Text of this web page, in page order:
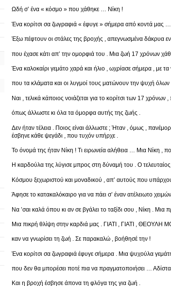
Ωδή σ’ ένα « κόσμο » που χάθηκε … Νίκη !
Ένα κορίτσι σα ζωγραφιά « έφυγε » σήμερα από κοντά μας …
Έξω πέφτουν οι στάλες της βροχής , απεγνωσμένα δάκρυα
που έχασε κάτι απ’ την ομορφιά του . Μια ζωή 17 χρόνων
Ένα καλοκαίρι γεμάτο χαρά και ήλιο , ωχρίασε σήμερα , με τα
που τα κλάματα και οι λυγμοί τους ματώνουν την ψυχή όλων
Ναι , τελικά κάποιος νοιάζεται για το κορίτσι των 17 χρόνων
όπως άλλωστε κι όλα τα όμορφα αυτής της ζωής .
Δεν ήταν τέλεια . Ποιος είναι άλλωστε ; Ήταν , όμως ,
έσβηνε κάθε ψεγάδι , που τυχόν υπήρχε .
Το όνομά της ήταν Νίκη ! Τι ειρωνεία αλήθεια … Μια Νίκη ,
Η καρδούλα της λύγισε μπρος στη δύναμή του . Ο
Κόσμου ξεχωριστού και μοναδικού , απ’ αυτούς που
Άφησε το κατακαλόκαιρο για να πάει σ’ έναν ατέλειωτο
Να ’σαι καλά όπου κι αν σε βγάλει το ταξίδι σου , Νίκη .
Μια πικρή θλίψη στην καρδιά μας . ΓΙΑΤΙ , ΓΙΑΤΙ , ΘΕΟΥΛΗ
καν να γνωρίσει τη ζωή . Σε παρακαλώ , βοήθησέ την !
Ένα κορίτσι σα ζωγραφιά έφυγε σήμερα . Μια ψυχούλα γεμάτη
που δεν θα μπορέσει ποτέ πια να πραγματοποιήσει …
Και η βροχή έσβησε άπονα τη φλόγα της για ζωή .